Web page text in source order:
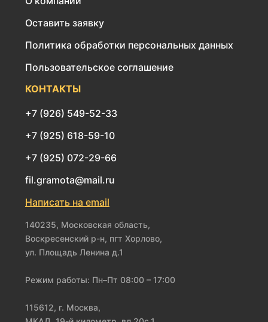
Оставить заявку
Политика обработки персональных данных
Пользовательское соглашение
КОНТАКТЫ
+7 (926) 549-52-33
+7 (925) 618-59-10
+7 (925) 072-29-66
fil.gramota@mail.ru
Написать на email
140235, Московская область,
Воскресенский р-н, пгт Хорлово,
ул. Площадь Ленина д.1
Режим работы: Пн–Пт 08:00 – 17:00
115612, г. Москва,